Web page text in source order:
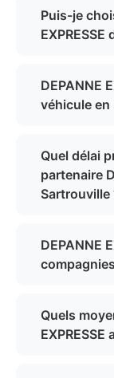
Puis-je
DEPANNE
véhicule
Quel délai
partenaire
Sartrouville
DEPANNE
Quels